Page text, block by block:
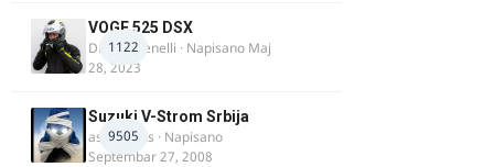
1122
VOGE 525 DSX
DraganBenelli · Napisano Maj
28, 2023
9505
Suzuki V-Strom Srbija
aspirinikus · Napisano
Septembar 27, 2008